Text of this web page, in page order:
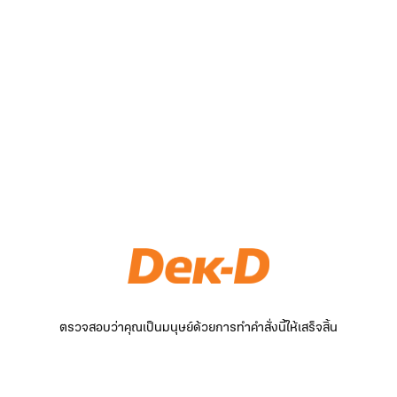
ตรวจสอบว่าคุณเป็นมนุษย์ด้วยการทำคำสั่งนี้ให้เสร็จสิ้น